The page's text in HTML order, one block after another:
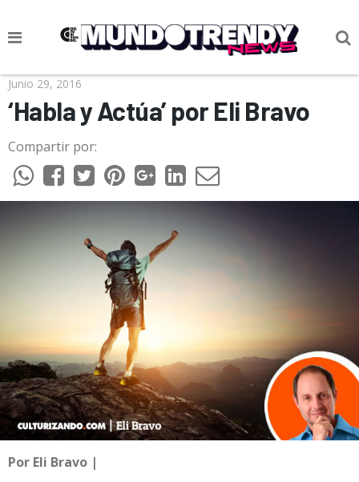
NOTICIAS
CULTURA POP
CIENCIA Y TECNOLOGÍA
VIDA
CULTURIZANDO.COM
Junio 29, 2016
‘Habla y Actúa’ por Eli Bravo
Compartir por:
Por Eli Bravo |